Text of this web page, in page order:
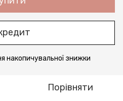
накопичувальної знижки
Порівняти